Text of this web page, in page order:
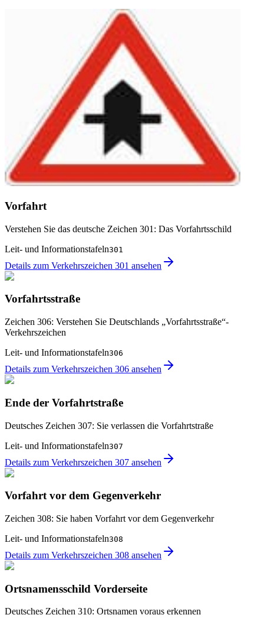
Vorfahrt
Verstehen Sie das deutsche Zeichen 301: Das Vorfahrtsschild
Leit- und Informationstafeln301
Details zum Verkehrszeichen 301 ansehen
Vorfahrtsstraße
Zeichen 306: Verstehen Sie Deutschlands „Vorfahrtsstraße“-
Verkehrszeichen
Leit- und Informationstafeln306
Details zum Verkehrszeichen 306 ansehen
Ende der Vorfahrtstraße
Deutsches Zeichen 307: Sie verlassen die Vorfahrtstraße
Leit- und Informationstafeln307
Details zum Verkehrszeichen 307 ansehen
Vorfahrt vor dem Gegenverkehr
Zeichen 308: Sie haben Vorfahrt vor dem Gegenverkehr
Leit- und Informationstafeln308
Details zum Verkehrszeichen 308 ansehen
Ortsnamensschild Vorderseite
Deutsches Zeichen 310: Ortsnamen voraus erkennen